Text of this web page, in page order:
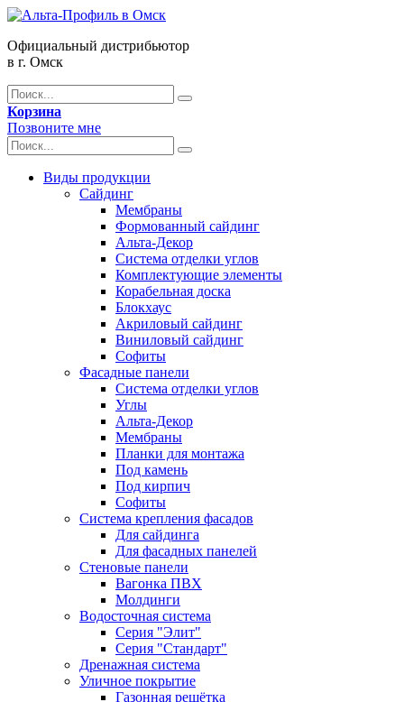
Официальный дистрибьютор
в г. Омск
Корзина
Позвоните мне
Виды продукции
Сайдинг
Мембраны
Формованный сайдинг
Альта-Декор
Система отделки углов
Комплектующие элементы
Корабельная доска
Блокхаус
Акриловый сайдинг
Виниловый сайдинг
Софиты
Фасадные панели
Система отделки углов
Углы
Альта-Декор
Мембраны
Планки для монтажа
Под камень
Под кирпич
Софиты
Система крепления фасадов
Для сайдинга
Для фасадных панелей
Стеновые панели
Вагонка ПВХ
Молдинги
Водосточная система
Серия "Элит"
Серия "Стандарт"
Дренажная система
Уличное покрытие
Газонная решётка